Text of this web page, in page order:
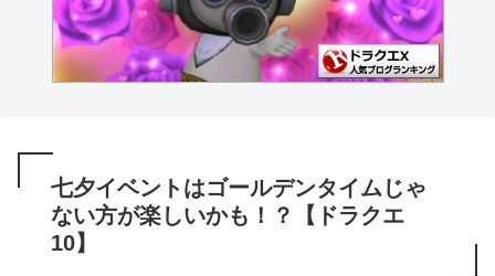
七夕イベントはゴールデンタイムじゃ
ない方が楽しいかも！？【ドラクエ
10】